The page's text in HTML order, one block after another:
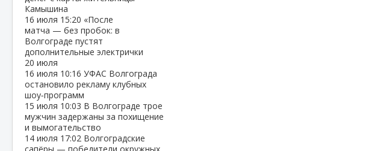
Камышина
16 июля 15:20 «После
матча — без пробок: в
Волгограде пустят
дополнительные электрички
20 июля
16 июля 10:16 УФАС Волгограда
остановило рекламу клубных
шоу‑программ
15 июля 10:03 В Волгограде трое
мужчин задержаны за похищение
и вымогательство
14 июля 17:02 Волгоградские